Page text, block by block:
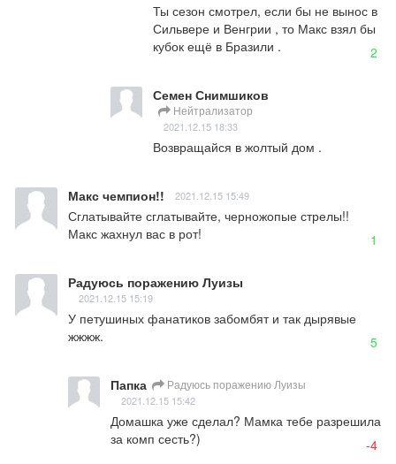
Ты сезон смотрел, если бы не вынос в
Сильвере и Венгрии , то Макс взял бы
кубок ещё в Бразили .
2
Семен Снимшиков
Нейтрализатор
2021.12.15 18:33
Возвращайся в жолтый дом .
Макс чемпион!! 2021.12.15 15:49
Сглатывайте сглатывайте, черножопые стрелы!!
Макс жахнул вас в рот!
1
Радуюсь поражению Луизы
2021.12.15 15:19
У петушиных фанатиков забомбят и так дырявые
жжжж.
5
Папка Радуюсь поражению Луизы
2021.12.15 15:42
Домашка уже сделал? Мамка тебе разрешила
за комп сесть?)
-4